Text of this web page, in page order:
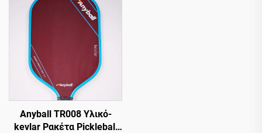
Τέιμπλ Τένις Δύο
Ρακέτες με Σετ Τσάντας
Anyball TR008 Υλικό-
kevlar Ρακέτα Pickleball